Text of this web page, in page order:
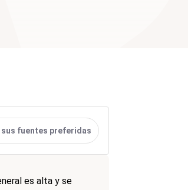
sus fuentes preferidas
es alta y se